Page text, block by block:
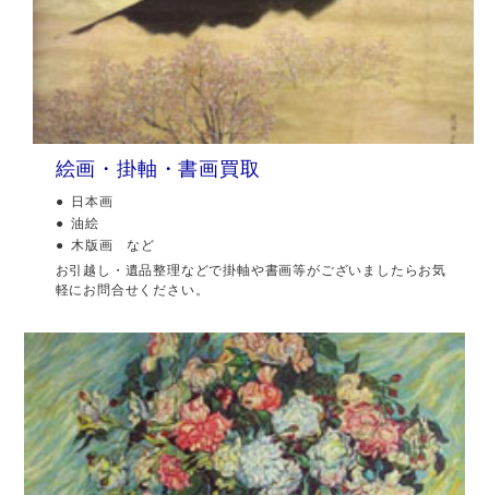
絵画・掛軸・書画買取
日本画
油絵
木版画 など
お引越し・遺品整理などで掛軸や書画等がございましたらお気
軽にお問合せください。